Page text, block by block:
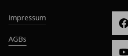
Impressum
AGBs